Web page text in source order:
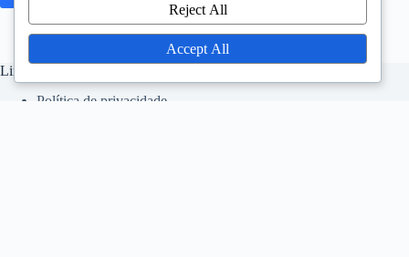
Links Rápidos
Política de privacidade
Reject All
Accept All